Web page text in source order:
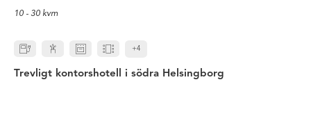
10 - 30 kvm
+4
Trevligt kontorshotell i södra Helsingborg